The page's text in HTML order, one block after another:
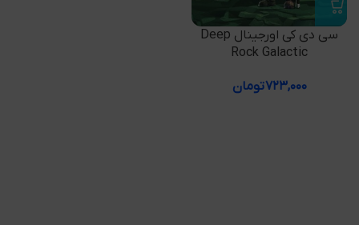
سی دی کی اورجینال Deep
Rock Galactic
۷۲۳,۰۰۰تومان